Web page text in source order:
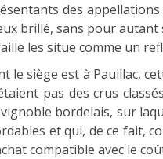
des
brillé, sans pour autant
les situe comme un
le siège est à Pauillac,
pas des crus
bordelais, sur
et qui, de ce fait,
compatible avec le